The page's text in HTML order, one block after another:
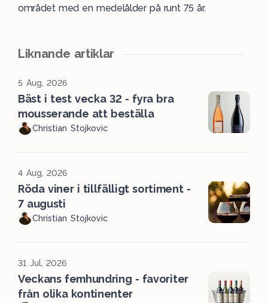
området med en medelålder på runt 75 år.
Liknande artiklar
5 Aug, 2026
Bäst i test vecka 32 - fyra bra
mousserande att beställa
Christian Stojkovic
4 Aug, 2026
Röda viner i tillfälligt sortiment -
7 augusti
Christian Stojkovic
31 Jul, 2026
Veckans femhundring - favoriter
från olika kontinenter